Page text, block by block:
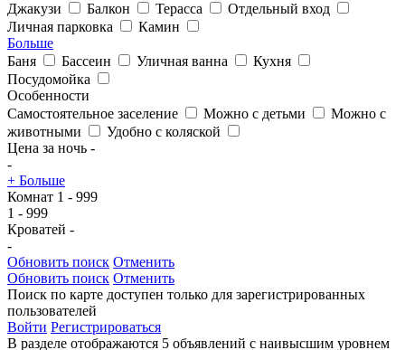
Джакузи
Балкон Терасса
Отдельный вход
Личная парковка
Камин
Больше
Баня
Бассеин Уличная ванна
Кухня
Посудомойка
Особенности
Самостоятельное заселение
Можно с детьми
Можно с
животными
Удобно с коляской
Цена за ночь -
-
+ Больше
Комнат 1 - 999
1 - 999
Кроватей -
-
Обновить поиск Отменить
Обновить поиск Отменить
Поиск по карте доступен только для зарегистрированных
пользователей
Войти Регистрироваться
В разделе отображаются 5 объявлений с наивысшим уровнем